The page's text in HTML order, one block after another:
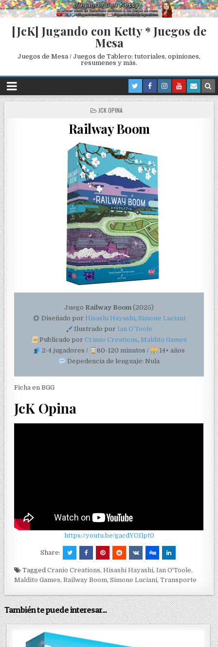
[JcK] Jugando con Ketty * Juegos de
Mesa
Juegos de Mesa / Juegos de Tablero: tutoriales, opiniones,
resumenes y más.
P
S
T
D
I
JCK OPINA
Railway Boom
Juego Railway Boom (2025)
Diseñado por Hisashi Hayashi, Simone Luciani
Ilustrado porIan O’Toole
Publicado porCranio Creations, Maldito Games
2-4 jugadores /
60-120 minutos /
14+ años
Depedencia de lenguaje: Nula
Ficha en BGG
JcK Opina
https://youtu.be/gacdYOIlpt0
Share:
TaggedCranio Creations,Hisashi Hayashi,Ian O'Toole,
Maldito Games,Railway Boom,Simone Luciani,Transporte
También te puede interesar...